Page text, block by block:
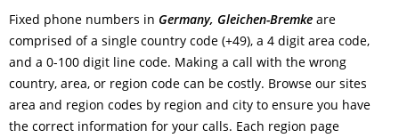
Fixed phone numbers in Germany, Gleichen-Bremke are
comprised of a single country code (+49), a 4 digit area code,
and a 0-100 digit line code. Making a call with the wrong
country, area, or region code can be costly. Browse our sites
area and region codes by region and city to ensure you have
the correct information for your calls. Each region page